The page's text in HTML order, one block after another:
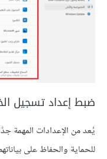
ضبط إعداد تسجيل
يُعد من الإعدادات
للحماية والحفاظ على